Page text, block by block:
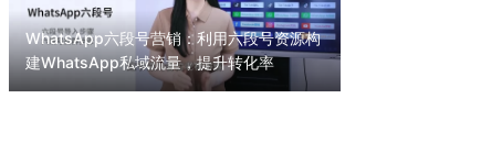
WhatsApp六段号营销：利用六段号资源构
建WhatsApp私域流量，提升转化率